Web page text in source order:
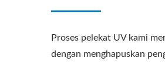
Proses pelekat UV kami
dengan menghapuskan